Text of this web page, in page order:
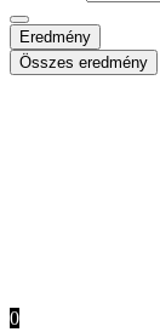
Eredmény
Összes eredmény
0